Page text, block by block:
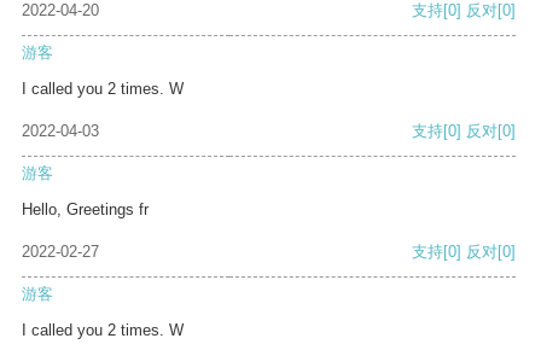
2022-04-20 支持[0] 反对[0]
游客
I called you 2 times. W
2022-04-03 支持[0] 反对[0]
游客
Hello, Greetings fr
2022-02-27 支持[0] 反对[0]
游客
I called you 2 times. W